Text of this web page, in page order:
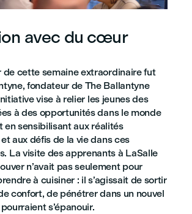
avec du cœur
de cette semaine extraordinaire fut
fondateur de The Ballantyne
vise à relier les jeunes des
à des opportunités dans le monde
en sensibilisant aux réalités
aux défis de la vie dans ces
La visite des apprenants à LaSalle
n’avait pas seulement pour
à cuisiner : il s’agissait de sortir
confort, de pénétrer dans un nouvel
s’épanouir.